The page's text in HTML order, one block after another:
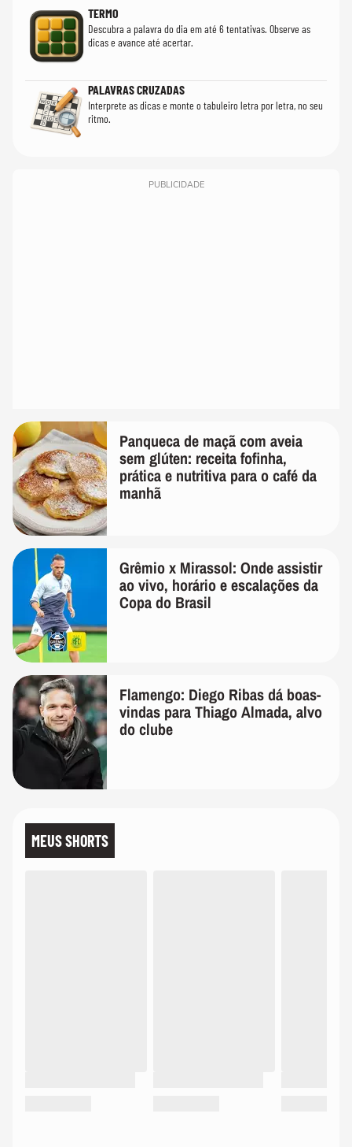
TERMO
Descubra a palavra do dia em até 6 tentativas. Observe as
dicas e avance até acertar.
PALAVRAS CRUZADAS
Interprete as dicas e monte o tabuleiro letra por letra, no seu
ritmo.
PUBLICIDADE
Panqueca de maçã com aveia
sem glúten: receita fofinha,
prática e nutritiva para o café da
manhã
Grêmio x Mirassol: Onde assistir
ao vivo, horário e escalações da
Copa do Brasil
Flamengo: Diego Ribas dá boas-
vindas para Thiago Almada, alvo
do clube
MEUS SHORTS